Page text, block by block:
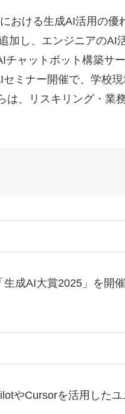
おける生成AI活用の優
加し、エンジニアのAI
ャットボット構築サ
ミナー開催で、学校現
、リスキリング・業
成AI大賞2025」を開
やCursorを活用した